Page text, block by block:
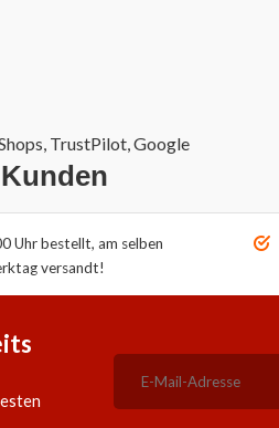
TrustPilot, Google
Uhr bestellt, am selben
versandt!